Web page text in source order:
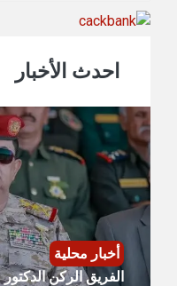
احدث الأخبار
أخبار محلية
الفريق الركن